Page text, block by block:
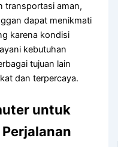
transportasi aman,
dapat menikmati
karena kondisi
kebutuhan
tujuan lain
dan terpercaya.
untuk